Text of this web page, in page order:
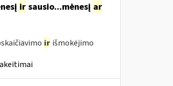
irsausio...mėnesį ar
ir išmokėjimo